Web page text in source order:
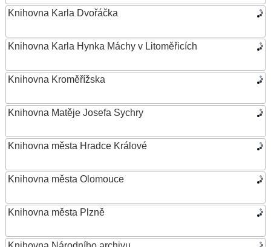
Knihovna Karla Dvořáčka
Knihovna Karla Hynka Máchy v Litoměřicích
Knihovna Kroměřížska
Knihovna Matěje Josefa Sychry
Knihovna města Hradce Králové
Knihovna města Olomouce
Knihovna města Plzně